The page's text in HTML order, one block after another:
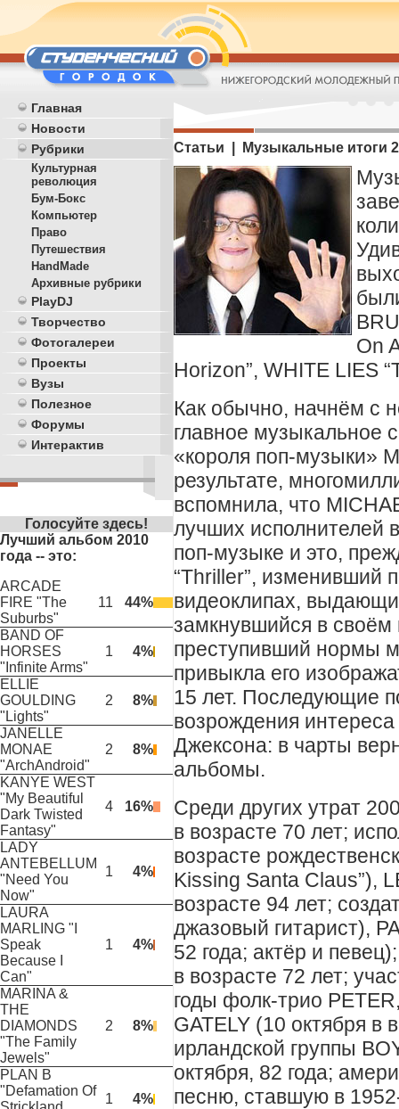
Главная
Новости
Рубрики
Культурная
революция
Бум-Бокс
Компьютер
Право
Путешествия
HandMade
Архивные рубрики
PlayDJ
Творчество
Фотогалереи
Проекты
Вузы
Полезное
Форумы
Интерактив
Голосуйте здесь!
Лучший альбом 2010
года -- это:
ARCADE
FIRE "The
Suburbs"
11 44%
BAND OF
HORSES
"Infinite Arms"
1 4%
ELLIE
GOULDING
"Lights"
2 8%
JANELLE
MONAE
"ArchAndroid"
2 8%
KANYE WEST
"My Beautiful
Dark Twisted
Fantasy"
4 16%
LADY
ANTEBELLUM
"Need You
Now"
1 4%
LAURA
MARLING "I
Speak
Because I
Can"
1 4%
MARINA &
THE
DIAMONDS
"The Family
Jewels"
2 8%
PLAN B
"Defamation Of
1 4%
Статьи | Музыкальные итоги
On
Horizon”, WHITE LIES
Как обычно, начнём с
главное музыкальное
«короля поп-музыки»
результате,
вспомнила, что
лучших исполнителей
поп-музыке и это,
“Thriller”, изменивший
видеоклипах,
замкнувшийся в своём
преступивший нормы
привыкла его
15 лет. Последующие
возрождения
Джексона: в чарты
альбомы.
Среди других утрат
в возрасте 70 лет;
возрасте
Kissing Santa Claus”),
возрасте 94 лет;
джазовый гитарист),
52 года; актёр и
в возрасте 72 лет;
годы фолк-трио
GATELY (10 октября в
ирландской группы
октября, 82 года;
песню, ставшую в